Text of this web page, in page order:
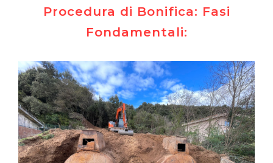
Procedura di Bonifica: Fasi
Fondamentali: